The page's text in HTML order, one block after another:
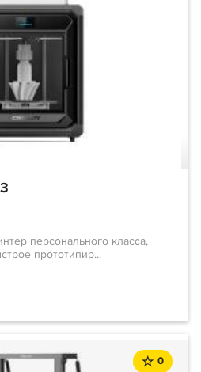
персонального класса,
прототипир...
0